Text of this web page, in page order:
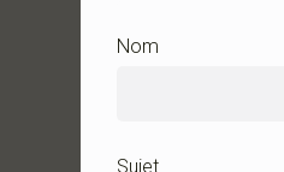
Nom
Sujet